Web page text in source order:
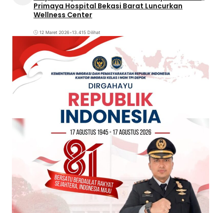
Primaya Hospital Bekasi Barat Luncurkan
Wellness Center
12 Maret 2026•13.415 Dilihat